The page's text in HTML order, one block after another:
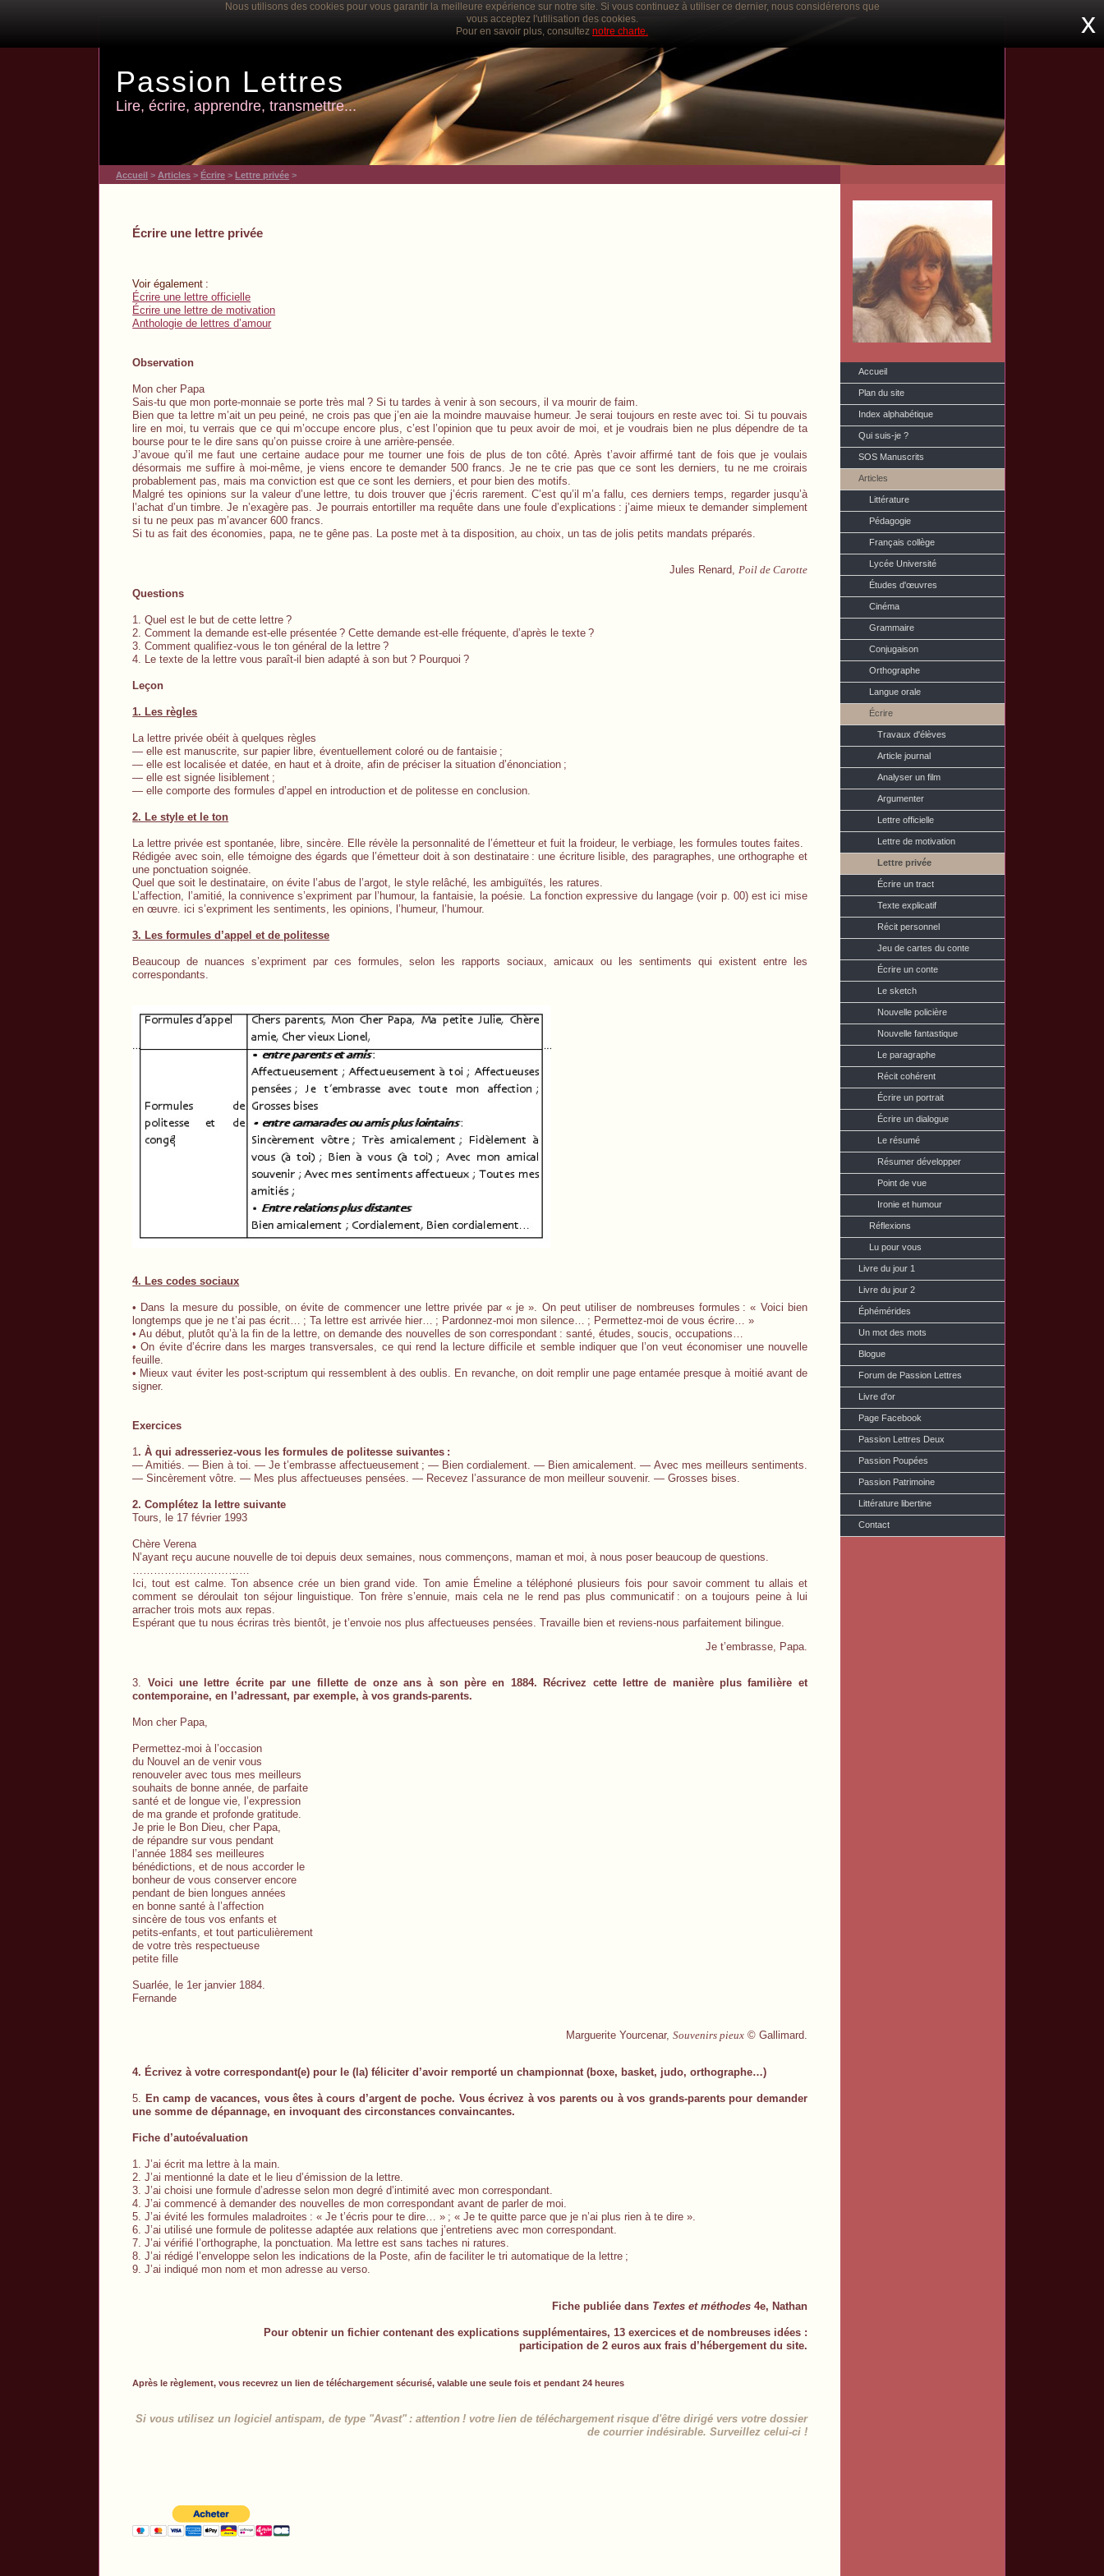
x
Nous utilisons des cookies pour vous garantir la meilleure expérience sur notre site. Si vous continuez à utiliser ce dernier, nous considérerons que
vous acceptez l'utilisation des cookies.
Pour en savoir plus, consultez notre charte.
Passion Lettres
Lire, écrire, apprendre, transmettre...
Accueil
Plan du site
Index alphabétique
Qui suis-je ?
SOS Manuscrits
Articles
Littérature
Pédagogie
Français collège
Lycée Université
Études d'œuvres
Cinéma
Grammaire
Conjugaison
Orthographe
Langue orale
Écrire
Travaux d'élèves
Article journal
Analyser un film
Argumenter
Lettre officielle
Lettre de motivation
Lettre privée
Écrire un tract
Texte explicatif
Récit personnel
Jeu de cartes du conte
Écrire un conte
Le sketch
Nouvelle policière
Nouvelle fantastique
Le paragraphe
Récit cohérent
Écrire un portrait
Écrire un dialogue
Le résumé
Résumer développer
Point de vue
Ironie et humour
Réflexions
Lu pour vous
Livre du jour 1
Livre du jour 2
Éphémérides
Un mot des mots
Blogue
Forum de Passion Lettres
Livre d'or
Page Facebook
Passion Lettres Deux
Passion Poupées
Passion Patrimoine
Littérature libertine
Contact
Accueil > Articles >Écrire >Lettre privée >
Écrire une lettre privée
Voir également :
Écrire une lettre officielle
Écrire une lettre de motivation
Anthologie de lettres d’amour
Observation
Mon cher Papa
Sais-tu que mon porte-monnaie se porte très mal ? Si tu tardes à venir à son secours, il va mourir de faim.
Bien que ta lettre m’ait un peu peiné, ne crois pas que j’en aie la moindre mauvaise humeur. Je serai toujours en reste avec toi. Si tu pouvais
lire en moi, tu verrais que ce qui m’occupe encore plus, c’est l’opinion que tu peux avoir de moi, et je voudrais bien ne plus dépendre de ta
bourse pour te le dire sans qu’on puisse croire à une arrière-pensée.
J’avoue qu’il me faut une certaine audace pour me tourner une fois de plus de ton côté. Après t’avoir affirmé tant de fois que je voulais
désormais me suffire à moi-même, je viens encore te demander 500 francs. Je ne te crie pas que ce sont les derniers, tu ne me croirais
probablement pas, mais ma conviction est que ce sont les derniers, et pour bien des motifs.
Malgré tes opinions sur la valeur d’une lettre, tu dois trouver que j’écris rarement. C’est qu’il m’a fallu, ces derniers temps, regarder jusqu’à
l’achat d’un timbre. Je n’exagère pas. Je pourrais entortiller ma requête dans une foule d’explications : j’aime mieux te demander simplement
si tu ne peux pas m’avancer 600 francs.
Si tu as fait des économies, papa, ne te gêne pas. La poste met à ta disposition, au choix, un tas de jolis petits mandats préparés.
Jules Renard, Poil de Carotte
Questions
1. Quel est le but de cette lettre ?
2. Comment la demande est-elle présentée ? Cette demande est-elle fréquente, d’après le texte ?
3. Comment qualifiez-vous le ton général de la lettre ?
4. Le texte de la lettre vous paraît-il bien adapté à son but ? Pourquoi ?
Leçon
1. Les règles
La lettre privée obéit à quelques règles
— elle est manuscrite, sur papier libre, éventuellement coloré ou de fantaisie ;
— elle est localisée et datée, en haut et à droite, afin de préciser la situation d’énonciation ;
— elle est signée lisiblement ;
— elle comporte des formules d’appel en introduction et de politesse en conclusion.
2. Le style et le ton
La lettre privée est spontanée, libre, sincère. Elle révèle la personnalité de l’émetteur et fuit la froideur, le verbiage, les formules toutes faites.
Rédigée avec soin, elle témoigne des égards que l’émetteur doit à son destinataire : une écriture lisible, des paragraphes, une orthographe et
une ponctuation soignée.
Quel que soit le destinataire, on évite l’abus de l’argot, le style relâché, les ambiguïtés, les ratures.
L’affection, l’amitié, la connivence s’expriment par l’humour, la fantaisie, la poésie. La fonction expressive du langage (voir p. 00) est ici mise
en œuvre. ici s’expriment les sentiments, les opinions, l’humeur, l’humour.
3. Les formules d’appel et de politesse
Beaucoup de nuances s’expriment par ces formules, selon les rapports sociaux, amicaux ou les sentiments qui existent entre les
correspondants.
4. Les codes sociaux
• Dans la mesure du possible, on évite de commencer une lettre privée par « je ». On peut utiliser de nombreuses formules : « Voici bien
longtemps que je ne t’ai pas écrit…
; Ta lettre est arrivée hier… ; Pardonnez-moi mon silence…
; Permettez-moi de vous écrire… »
• Au début, plutôt qu’à la fin de la lettre, on demande des nouvelles de son correspondant : santé, études, soucis, occupations…
• On évite d’écrire dans les marges transversales, ce qui rend la lecture difficile et semble indiquer que l’on veut économiser une nouvelle
feuille.
• Mieux vaut éviter les post-scriptum qui ressemblent à des oublis. En revanche, on doit remplir une page entamée presque à moitié avant de
signer.
Exercices
1. À qui adresseriez-vous les formules de politesse suivantes :
— Amitiés. — Bien à toi. — Je t’embrasse affectueusement ; — Bien cordialement. — Bien amicalement. — Avec mes meilleurs sentiments.
— Sincèrement vôtre. — Mes plus affectueuses pensées. — Recevez l’assurance de mon meilleur souvenir. — Grosses bises.
2. Complétez la lettre suivante
Tours, le 17 février 1993
Chère Verena
N’ayant reçu aucune nouvelle de toi depuis deux semaines, nous commençons, maman et moi, à nous poser beaucoup de questions.
Ici, tout est calme. Ton absence crée un bien grand vide. Ton amie Émeline a téléphoné plusieurs fois pour savoir comment tu allais et
comment se déroulait ton séjour linguistique. Ton frère s’ennuie, mais cela ne le rend pas plus communicatif : on a toujours peine à lui
arracher trois mots aux repas.
Espérant que tu nous écriras très bientôt, je t’envoie nos plus affectueuses pensées. Travaille bien et reviens-nous parfaitement bilingue.
Je t’embrasse, Papa.
3. Voici une lettre écrite par une fillette de onze ans à son père en 1884. Récrivez cette lettre de manière plus familière et
contemporaine, en l’adressant, par exemple, à vos grands-parents.
Mon cher Papa,
Permettez-moi à l’occasion
du Nouvel an de venir vous
renouveler avec tous mes meilleurs
souhaits de bonne année, de parfaite
santé et de longue vie, l’expression
de ma grande et profonde gratitude.
Je prie le Bon Dieu, cher Papa,
de répandre sur vous pendant
l’année 1884 ses meilleures
bénédictions, et de nous accorder le
bonheur de vous conserver encore
pendant de bien longues années
en bonne santé à l’affection
sincère de tous vos enfants et
petits-enfants, et tout particulièrement
de votre très respectueuse
petite fille
Suarlée, le 1er janvier 1884.
Fernande
Marguerite Yourcenar, Souvenirs pieux© Gallimard.
4. Écrivez à votre correspondant(e) pour le (la) féliciter d’avoir remporté un championnat (boxe, basket, judo, orthographe…)
5.
En camp de vacances, vous êtes à cours d’argent de poche. Vous écrivez à vos parents ou à vos grands-parents pour demander
une somme de dépannage, en invoquant des circonstances convaincantes.
Fiche d’autoévaluation
1. J’ai écrit ma lettre à la main.
2. J’ai mentionné la date et le lieu d’émission de la lettre.
3. J’ai choisi une formule d’adresse selon mon degré d’intimité avec mon correspondant.
4. J’ai commencé à demander des nouvelles de mon correspondant avant de parler de moi.
5. J’ai évité les formules maladroites : « Je t’écris pour te dire… » ; « Je te quitte parce que je n’ai plus rien à te dire ».
6. J’ai utilisé une formule de politesse adaptée aux relations que j’entretiens avec mon correspondant.
7. J’ai vérifié l’orthographe, la ponctuation. Ma lettre est sans taches ni ratures.
8. J’ai rédigé l’enveloppe selon les indications de la Poste, afin de faciliter le tri automatique de la lettre ;
9. J’ai indiqué mon nom et mon adresse au verso.
Fiche publiée dans Textes et méthodes4e, Nathan
Pour obtenir un fichier contenant des explications supplémentaires, 13 exercices et de nombreuses idées :
participation de 2 euros aux frais d’hébergement du site.
Après le règlement, vous recevrez un lien de téléchargement sécurisé, valable une seule fois et pendant 24 heures
Si vous utilisez un logiciel antispam, de type "Avast" : attention ! votre lien de téléchargement risque d'être dirigé vers votre dossier
de courrier indésirable. Surveillez celui-ci !